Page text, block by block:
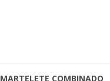
MARTELETE COMBINADO